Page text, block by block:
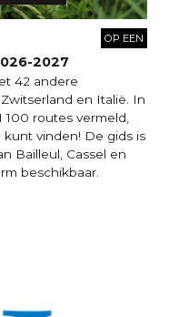
OP EEN
2027
42 andere
en Italië. In
routes vermeld,
vinden! De gids is
Bailleul, Cassel en
beschikbaar.